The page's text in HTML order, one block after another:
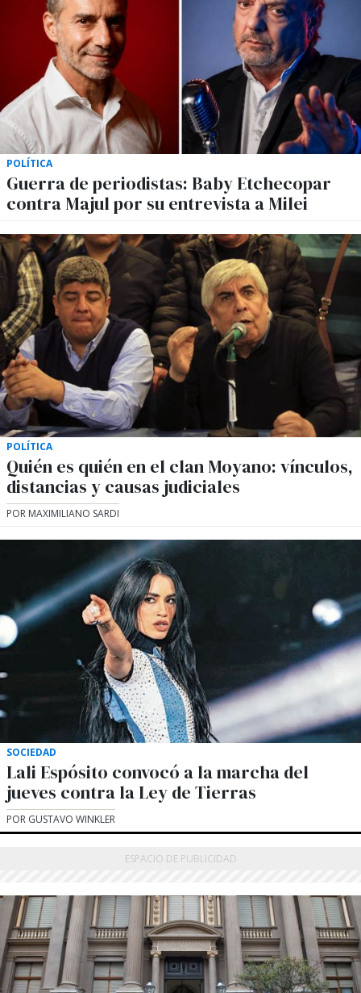
POLÍTICA
Guerra de periodistas: Baby Etchecopar
contra Majul por su entrevista a Milei
POLÍTICA
Quién es quién en el clan Moyano: vínculos,
distancias y causas judiciales
POR MAXIMILIANO SARDI
SOCIEDAD
Lali Espósito convocó a la marcha del
jueves contra la Ley de Tierras
POR GUSTAVO WINKLER